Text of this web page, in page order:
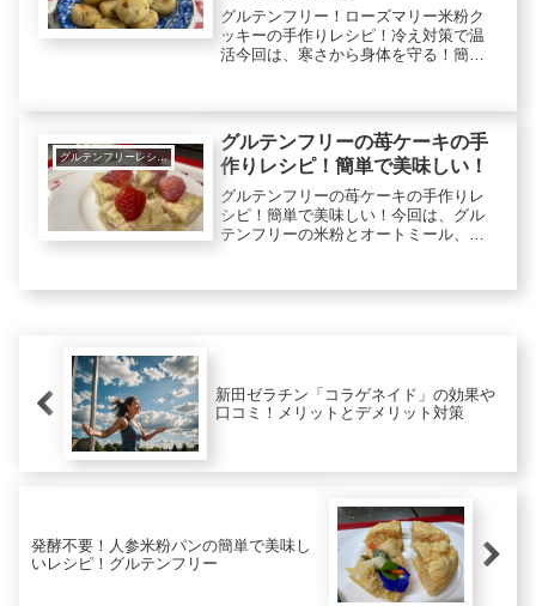
グルテンフリー！ローズマリー米粉ク
ッキーの手作りレシピ！冷え対策で温
活今回は、寒さから身体を守る！簡単
ルテンフリーの米粉は、ダイエットに
も良く、コレステロールを下げる効果
も...
グルテンフリーレシピで美肌健康ダイエット！
グルテンフリーの苺ケーキの手
作りレシピ！簡単で美味しい！
グルテンフリーの苺ケーキの手作りレ
シピ！簡単で美味しい！今回は、グル
テンフリーの米粉とオートミール、そ
善（腸活）、疲れ目予防などに役立ち
新田ゼラチン「コラゲネイド」の効果や
口コミ！メリットとデメリット対策
発酵不要！人参米粉パンの簡単で美味し
いレシピ！グルテンフリー